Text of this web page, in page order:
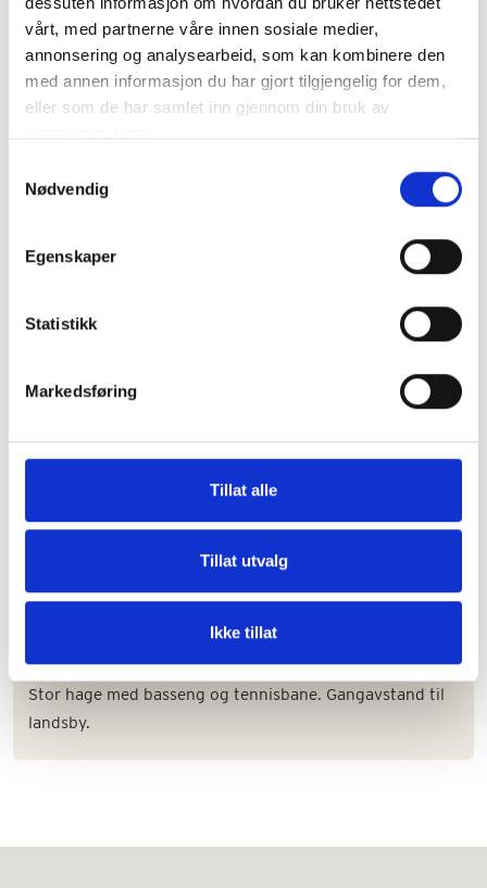
vårt, med partnerne våre innen sosiale medier,
annonsering og analysearbeid, som kan kombinere den
med annen informasjon du har gjort tilgjengelig for dem,
eller som de har samlet inn gjennom din bruk av
Nødvendig
Egenskaper
Statistikk
Markedsføring
Tillat alle
Tillat utvalg
Ikke tillat
Pen og sjarmerende steinvilla i en åsside i Toscana for 10
Vakker villa med plass til 13 personer 20 min fra Lucca.
Stor hage med basseng og tennisbane. Gangavstand til
landsby.